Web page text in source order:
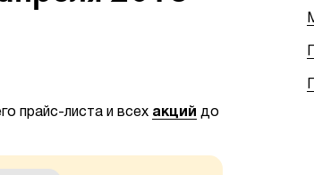
прайс-листа и всех акций до